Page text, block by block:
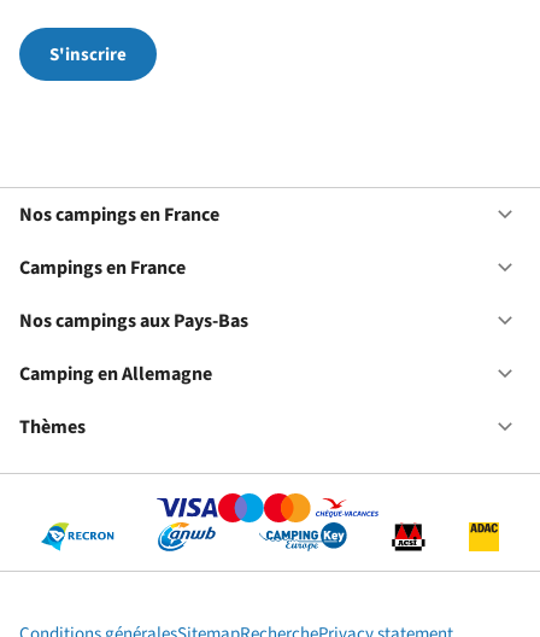
S'inscrire
Nos campings en France
Campings en France
Nos campings aux Pays-Bas
Camping en Allemagne
Thèmes